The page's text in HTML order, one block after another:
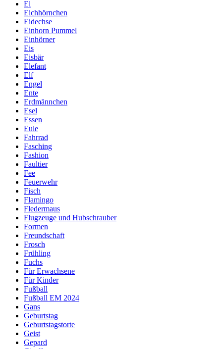
Ei
Eichhörnchen
Eidechse
Einhorn Pummel
Einhörner
Eis
Eisbär
Elefant
Elf
Engel
Ente
Erdmännchen
Esel
Essen
Eule
Fahrrad
Fasching
Fashion
Faultier
Fee
Feuerwehr
Fisch
Flamingo
Fledermaus
Flugzeuge und Hubschrauber
Formen
Freundschaft
Frosch
Frühling
Fuchs
Für Erwachsene
Für Kinder
Fußball
Fußball EM 2024
Gans
Geburtstag
Geburtstagstorte
Geist
Gepard